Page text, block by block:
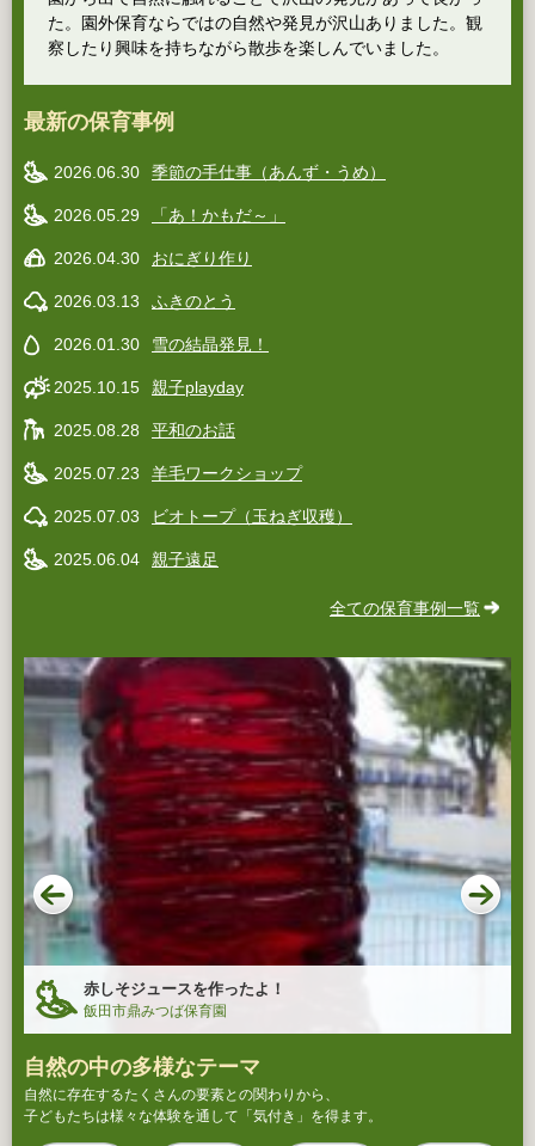
た。園外保育ならではの自然や発見が沢山ありました。観
察したり興味を持ちながら散歩を楽しんでいました。
最新の保育事例
2026.06.30 季節の手仕事（あんず・うめ）
2026.05.29 「あ！かもだ～」
2026.04.30 おにぎり作り
2026.03.13 ふきのとう
2026.01.30 雪の結晶発見！
2025.10.15 親子playday
2025.08.28 平和のお話
2025.07.23 羊毛ワークショップ
2025.07.03 ビオトープ（玉ねぎ収穫）
2025.06.04 親子遠足
全ての保育事例一覧
赤しそジュースを作ったよ！
飯田市鼎みつば保育園
自然の中の多様なテーマ
自然に存在するたくさんの要素との関わりから、
子どもたちは様々な体験を通して「気付き」を得ます。